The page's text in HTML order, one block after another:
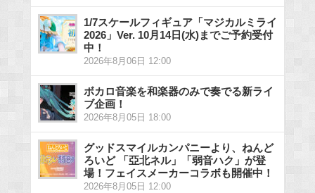
1/7スケールフィギュア「マジカルミライ
2026」Ver. 10月14日(水)までご予約受付
中！
2026年8月06日 12:00
ボカロ音楽を和楽器のみで奏でる新ライ
ブ企画！
2026年8月05日 18:00
グッドスマイルカンパニーより、ねんど
ろいど 「亞北ネル」「弱音ハク」が登
場！フェイスメーカーコラボも開催中！
2026年8月05日 12:00